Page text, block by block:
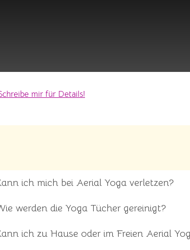
mir für Details!
ich mich bei Aerial Yoga verletzen?
werden die Yoga Tücher gereinigt?
ich zu Hause oder im Freien Aerial